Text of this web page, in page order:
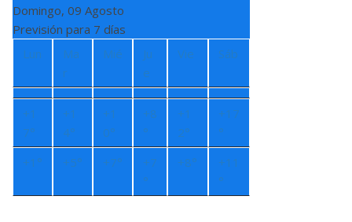
Domingo, 09 Agosto
Previsión para 7 días
Lun
Ma
r
Mié
Ju
e
Vie Sáb
+1
7°
+1
4°
+1
0°
+8
°
+1
2°
+17
°
+1° +5° +7° +7
°
+8° +11
°